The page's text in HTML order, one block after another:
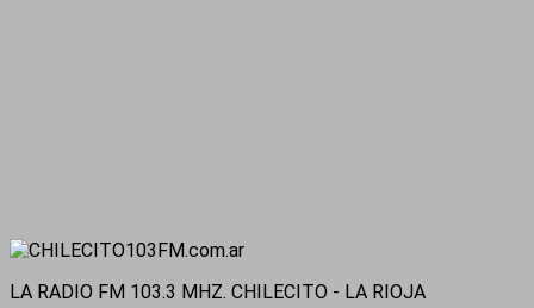
LA RADIO FM 103.3 MHZ. CHILECITO - LA RIOJA